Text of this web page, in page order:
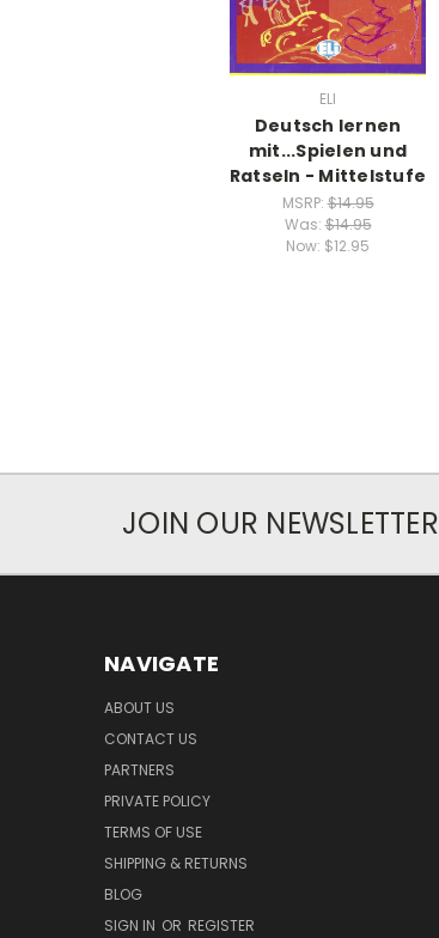
ELI
Deutsch lernen
mit...Spielen und
Ratseln - Mittelstufe
MSRP:$14.95
Was:$14.95
Now: $12.95
JOIN OUR NEWSLETTER
NAVIGATE
ABOUT US
CONTACT US
PARTNERS
PRIVATE POLICY
TERMS OF USE
SHIPPING & RETURNS
BLOG
SIGN IN OR REGISTER